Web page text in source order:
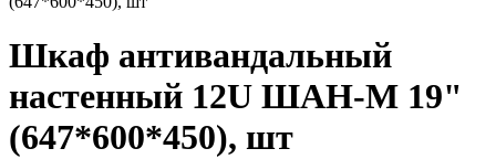
Шкаф антивандальный
настенный 12U ШАН-М 19"
(647*600*450), шт